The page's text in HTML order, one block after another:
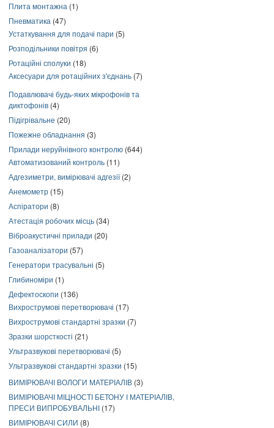
Плита монтажна (1)
Пневматика (47)
Устаткування для подачі пари (5)
Розподільники повітря (6)
Ротаційні сполуки (18)
Аксесуари для ротаційних з'єднань (7)
Подавлювачі будь-яких мікрофонів та
диктофонів (4)
Підігрівальне (20)
Пожежне обладнання (3)
Прилади неруйнівного контролю (644)
Автоматизований контроль (11)
Адгезиметри, вимірювачі адгезії(2)
Анемометр (15)
Аспіратори (8)
Атестація робочих місць (34)
Віброакустичні прилади (20)
Газоаналізатори (57)
Генератори трасувальні (5)
Глибиноміри (1)
Дефектоскопи (136)
Вихрострумові перетворювачі (17)
Вихрострумові стандартні зразки (7)
Зразки шорсткості (21)
Ультразвукові перетворювачі (5)
Ультразвукові стандартні зразки (15)
ВИМІРЮВАЧІ ВОЛОГИ МАТЕРІАЛІВ (3)
ВИМІРЮВАЧІ МІЦНОСТІ БЕТОНУ І МАТЕРІАЛІВ,
ПРЕСИ ВИПРОБУВАЛЬНІ (17)
ВИМІРЮВАЧІ СИЛИ (8)